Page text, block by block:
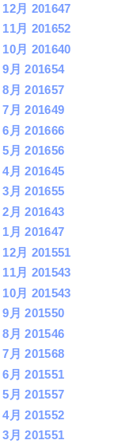
12月 201647
11月 201652
10月 201640
9月 201654
8月 201657
7月 201649
6月 201666
5月 201656
4月 201645
3月 201655
2月 201643
1月 201647
12月 201551
11月 201543
10月 201543
9月 201550
8月 201546
7月 201568
6月 201551
5月 201557
4月 201552
3月 201551